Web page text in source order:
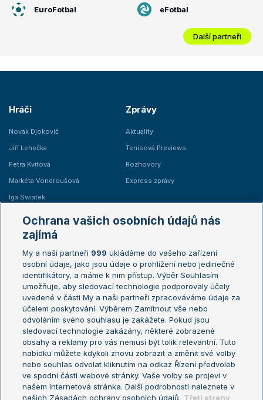
EuroFotbal eFotbal
Další partneři
Hráči
Novak Djokovič
Jiří Lehečka
Petra Kvitová
Markéta Vondroušová
Iga Swiatek
Zprávy
Aktuality
Tenisová Previews
Rozhovory
Express zprávy
Žebříčky
Žebříček ATP (muži)
Žebříček WTA (ženy)
Sázkařský žebříček
Australian Open
French Open
Wimbledon
US Open
Turnaj mistrů
Turnaj mistryň
Aktualní trendy
Fotbalové přestupy
Livesport Daily
Ochrana vašich osobních údajů nás
zajímá
My a naši partneři 999 ukládáme do vašeho zařízení
osobní údaje, jako jsou údaje o prohlížení nebo jedinečné
identifikátory, a máme k nim přístup. Výběr Souhlasím
umožňuje, aby sledovací technologie podporovaly účely
uvedené v části My a naši partneři zpracováváme údaje za
účelem poskytování. Výběrem Zamítnout vše nebo
odvoláním svého souhlasu je zakážete. Pokud jsou
sledovací technologie zakázány, některé zobrazené
obsahy a reklamy pro vás nemusí být tolik relevantní. Tuto
nabídku můžete kdykoli znovu zobrazit a změnit své volby
nebo souhlas odvolat kliknutím na odkaz Řízení předvoleb
ve spodní části webové stránky. Vaše volby se projeví v
našem Internetová stránka. Další podrobnosti naleznete v
našich Zásadách ochrany osobních údajů. Třetí strany